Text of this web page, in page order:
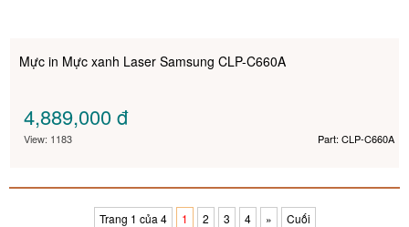
Mực in Mực xanh Laser Samsung CLP-C660A
4,889,000đ
View: 1183 Part: CLP-C660A
Trang 1 của 4 1 2 3 4 » Cuối